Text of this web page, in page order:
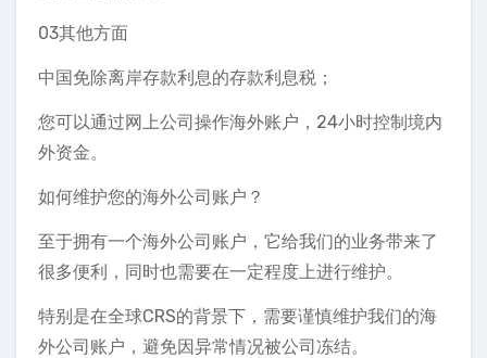
03其他方面
中国免除离岸存款利息的存款利息税；
您可以通过网上公司操作海外账户，24小时控制境内
外资金。
如何维护您的海外公司账户？
至于拥有一个海外公司账户，它给我们的业务带来了
很多便利，同时也需要在一定程度上进行维护。
特别是在全球CRS的背景下，需要谨慎维护我们的海
外公司账户，避免因异常情况被公司冻结。